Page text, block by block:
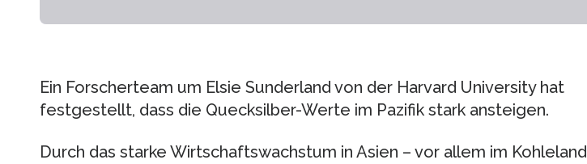
Ein Forscherteam um Elsie Sunderland von der Harvard University hat
festgestellt, dass die Quecksilber-Werte im Pazifik stark ansteigen.
Durch das starke Wirtschaftswachstum in Asien – vor allem im Kohleland